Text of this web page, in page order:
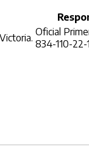
Oficial
834-110-22-